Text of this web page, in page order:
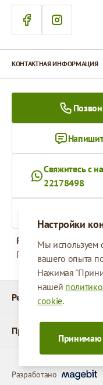
Настройки
Мы используем
вашего опыта
Нажимая
нашей
cookie.
Принимаю
Реквизиты
Продукты
КОНТАКТНАЯ ИНФОРМАЦИЯ
Свяжитесь с
22178498
Рабочее время
Понедельник -
Разработано